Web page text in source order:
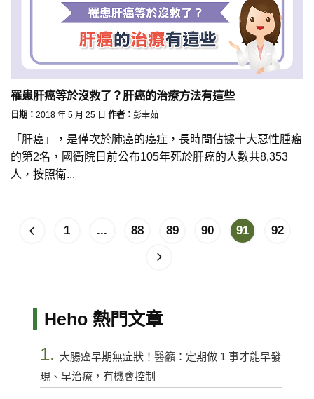
罹患肝癌等於沒救了？肝癌的治療方法有這些
日期： 2018 年 5 月 25 日 作者： 彭幸茹
「肝癌」，是僅次於肺癌的癌症，長時間佔據十大惡性腫瘤
的第2名，國衛院日前公布105年死於肝癌的人數共8,353
人，按照衛...
1 ... 88 89 90 91 92
Heho 熱門文章
1. 大腸癌早期無症狀！醫籲：定期做 1 事才能早發
現、早治療，有機會控制